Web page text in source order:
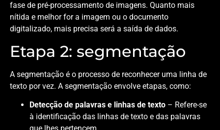
fase de pré-processamento de imagens. Quanto mais
nítida e melhor for a imagem ou o documento
digitalizado, mais precisa será a saída de dados.
Etapa 2: segmentação
A segmentação é o processo de reconhecer uma linha de
texto por vez. A segmentação envolve etapas, como:
Detecção de palavras e linhas de texto – Refere-se
à identificação das linhas de texto e das palavras